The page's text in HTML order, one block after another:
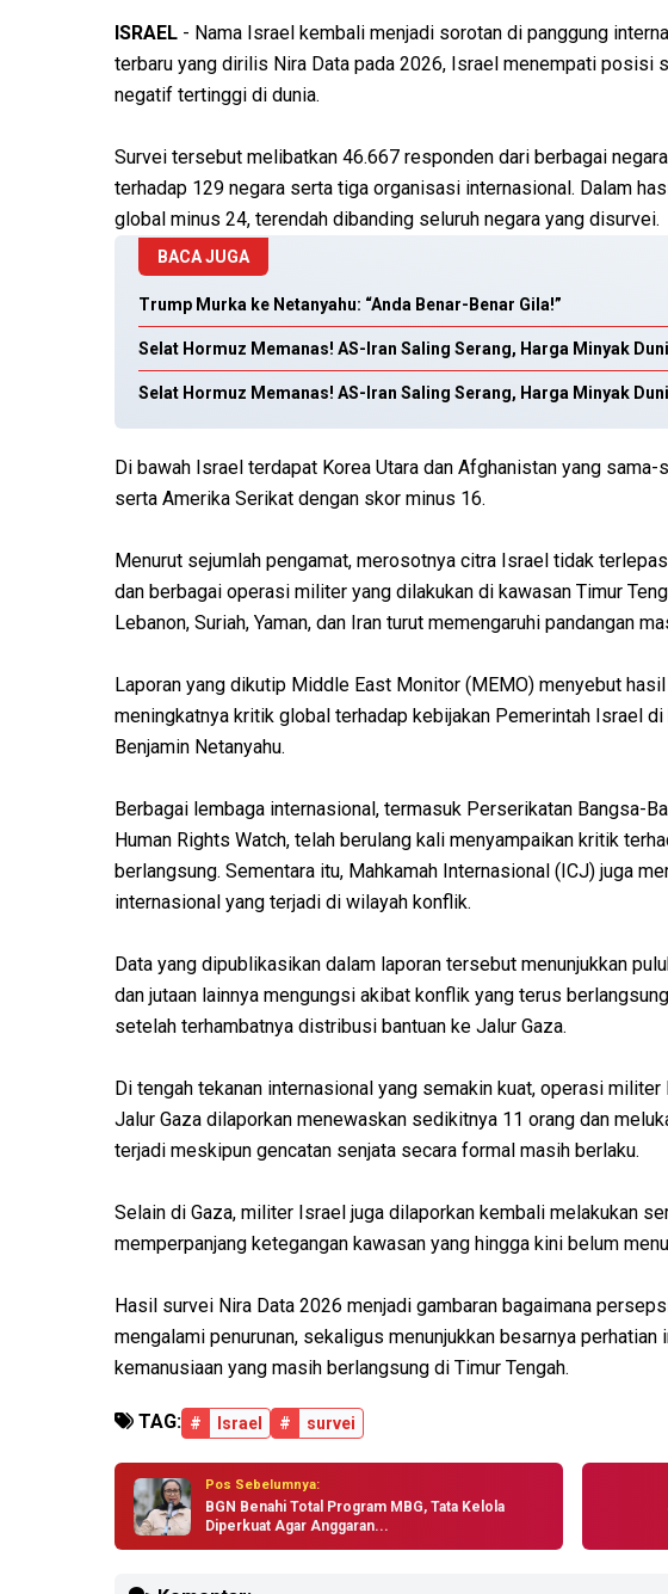
ISRAEL - Nama Israel kembali menjadi sorotan di panggung
terbaru yang dirilis Nira Data pada 2026, Israel menempati posisi
negatif tertinggi di dunia.
Survei tersebut melibatkan 46.667 responden dari berbagai
terhadap 129 negara serta tiga organisasi internasional. Dalam
global minus 24, terendah dibanding seluruh negara yang disurvei.
BACA JUGA
Trump Murka ke Netanyahu: “Anda Benar-Benar Gila!”
Selat Hormuz Memanas! AS-Iran Saling Serang, Harga Minyak
Selat Hormuz Memanas! AS-Iran Saling Serang, Harga Minyak
Di bawah Israel terdapat Korea Utara dan Afghanistan yang
serta Amerika Serikat dengan skor minus 16.
Menurut sejumlah pengamat, merosotnya citra Israel tidak
dan berbagai operasi militer yang dilakukan di kawasan Timur
Lebanon, Suriah, Yaman, dan Iran turut memengaruhi pandangan
Laporan yang dikutip Middle East Monitor (MEMO) menyebut
meningkatnya kritik global terhadap kebijakan Pemerintah Israel
Benjamin Netanyahu.
Berbagai lembaga internasional, termasuk Perserikatan Bangsa-
Human Rights Watch, telah berulang kali menyampaikan kritik
berlangsung. Sementara itu, Mahkamah Internasional (ICJ) juga
internasional yang terjadi di wilayah konflik.
Data yang dipublikasikan dalam laporan tersebut menunjukkan
dan jutaan lainnya mengungsi akibat konflik yang terus
setelah terhambatnya distribusi bantuan ke Jalur Gaza.
Di tengah tekanan internasional yang semakin kuat, operasi
Jalur Gaza dilaporkan menewaskan sedikitnya 11 orang dan
terjadi meskipun gencatan senjata secara formal masih berlaku.
Selain di Gaza, militer Israel juga dilaporkan kembali melakukan
memperpanjang ketegangan kawasan yang hingga kini belum
Hasil survei Nira Data 2026 menjadi gambaran bagaimana
mengalami penurunan, sekaligus menunjukkan besarnya
kemanusiaan yang masih berlangsung di Timur Tengah.
TAG: # Israel # survei
Pos Sebelumnya:
BGN Benahi Total Program MBG, Tata Kelola
Diperkuat Agar Anggaran...